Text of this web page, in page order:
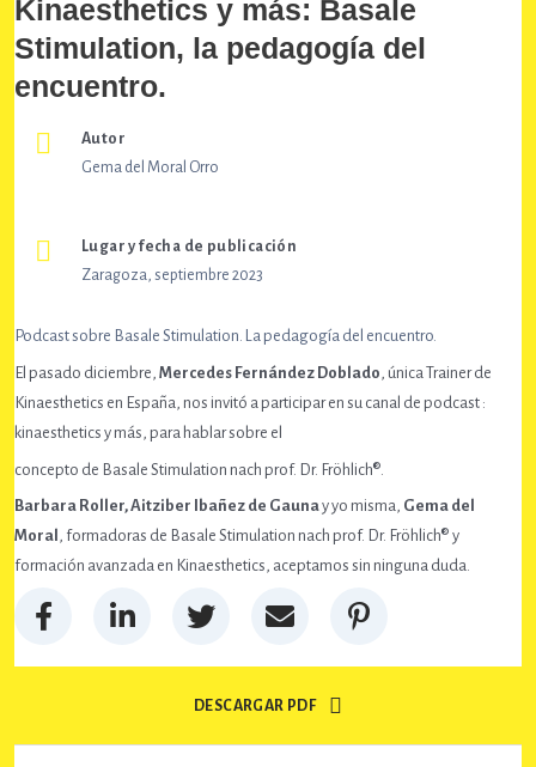
Kinaesthetics y más: Basale
Stimulation, la pedagogía del
encuentro.
Podcast sobre Basale Stimulation. La pedagogía del encuentro.
El pasado diciembre, Mercedes Fernández Doblado , única Trainer de
Kinaesthetics en España, nos invitó a participar en su canal de podcast :
kinaesthetics y más, para hablar sobre el
concepto de Basale Stimulation nach prof. Dr. Fröhlich®.
Barbara Roller, Aitziber Ibañez de Gaunay yo misma, Gema del
Moral , formadoras de Basale Stimulation nach prof. Dr. Fröhlich® y
formación avanzada en Kinaesthetics, aceptamos sin ninguna duda.
Autor
Gema del Moral Orro
Lugar y fecha de publicación
Zaragoza, septiembre 2023
DESCARGAR PDF